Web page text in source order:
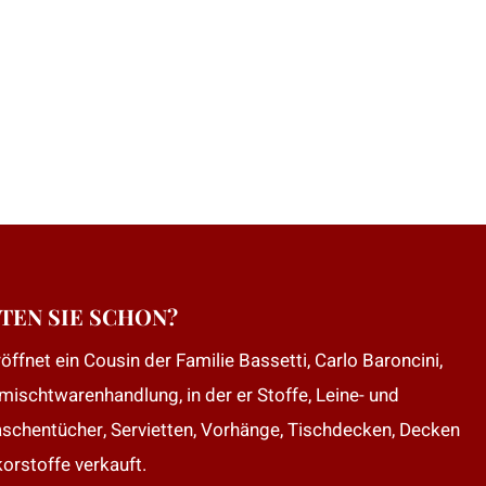
SIE SCHON?
ein Cousin der Familie Bassetti, Carlo Baroncini,
in der er Stoffe, Leine- und
Servietten, Vorhänge, Tischdecken, Decken
verkauft.